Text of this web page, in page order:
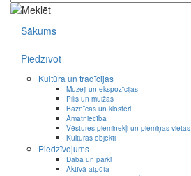
Sākums
Piedzīvot
Kultūra un tradīcijas
Muzeji un ekspozīcijas
Pilis un muižas
Baznīcas un klosteri
Amatniecība
Vēstures pieminekļi un piemiņas vietas
Kultūras objekti
Piedzīvojums
Daba un parki
Aktīvā atpūta